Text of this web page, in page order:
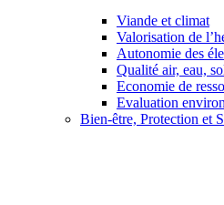
Viande et climat
Valorisation de
Autonomie des
Qualité air, eau,
Economie de
Evaluation
Bien-être, Protection et